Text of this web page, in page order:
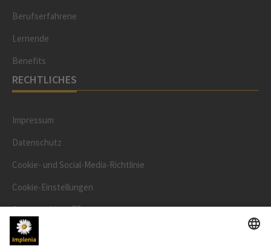
Berufserfahrene
Lernende
Benefits
RECHTLICHES
Impressum
Datenschutz
Cookie- und Social-Media-Richtlinie
Cookie-Einstellungen
Speak Up Line
AKTIENKURS